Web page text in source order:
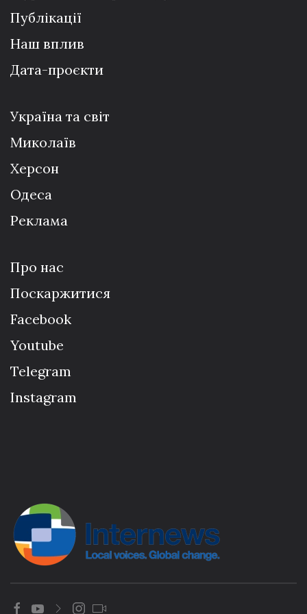
Публікації
Наш вплив
Дата-проєкти
Україна та світ
Миколаїв
Херсон
Одеса
Реклама
Про нас
Поскаржитися
Facebook
Youtube
Telegram
Instagram